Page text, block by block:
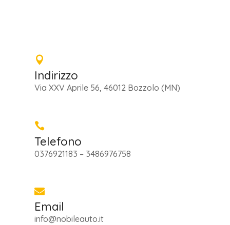

Indirizzo
Via XXV Aprile 56, 46012 Bozzolo (MN)

Telefono
0376921183 – 3486976758

Email
info@nobileauto.it